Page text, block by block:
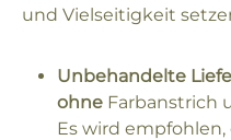
und Vielseitigkeit
Unbehandelte
ohne Farbanstrich
Es wird